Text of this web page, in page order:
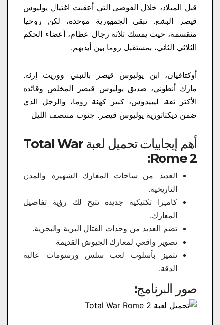
قبل الميلاد، خلال الفوضى التي أعقبت اغتيال يوليوس
قيصر البشع. تبقى الجمهورية موحدة، لكن روحها
منقسمة، حيث يمسك ثلاثة رجال عظام، أعضاء الحكم
الثلاثي الثاني، بمستقبل روما بين أيديهم.
أوكتافيان، ابن يوليوس قيصر بالتبني ووريث إرثه.
مارك أنطوني، صديق يوليوس قيصر المخلص وقائده
الأكثر ثقة. ليبيدوس، كبير كهنة روما، والرجل الذي
ضمن ديكتاتورية يوليوس قيصر. جنوب منتصف الليل
أهم إيجابيات تحميل لعبة Total War
Rome 2:
العديد من ساحات المعارك الشهيرة والمدن
التاريخية.
كاميرا تكتيكية جديدة تتيح لك رؤية تفاصيل
المعارك.
تضم العديد من وحدات القتال البرية والبحرية.
تصوير واقعي لمعارك الجيوش القديمة.
تتميز بأسلوب لعب سلس ورسومات عالية
الدقة.
صور البرنامج: